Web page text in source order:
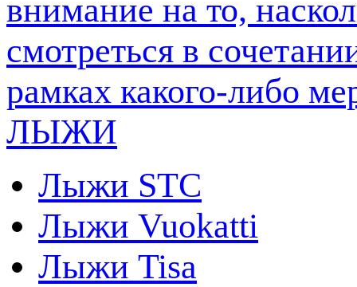
ЛЫЖИ
Лыжи STC
Лыжи Vuokatti
Лыжи Tisa